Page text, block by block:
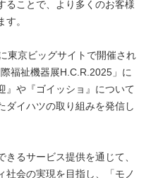
ることで、より多くのお客様
。
東京ビッグサイトで開催され
福祉機器展H.C.R.2025」に
』や『ゴイッショ』について
ダイハツの取り組みを発信し
るサービス提供を通じて、
社会の実現を目指し、「モノ